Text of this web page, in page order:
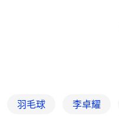
羽毛球 李卓耀